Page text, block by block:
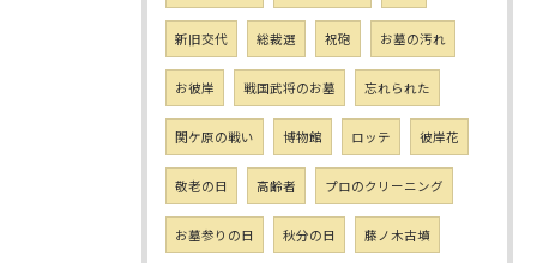
新旧交代 総裁選 祝砲 お墓の汚れ
お彼岸 戦国武将のお墓 忘れられた
関ケ原の戦い 博物館 ロッテ 彼岸花
敬老の日 高齢者 プロのクリーニング
お墓参りの日 秋分の日 藤ノ木古墳